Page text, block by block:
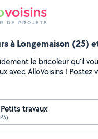
à Longemaison (25)
le bricoleur qu'il
avec AlloVoisins ! Postez
travaux